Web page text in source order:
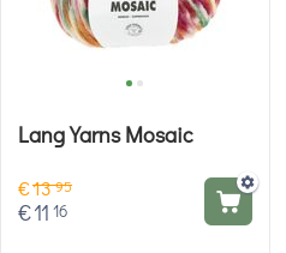
Lang Yarns Mosaic
€1395
€11 16